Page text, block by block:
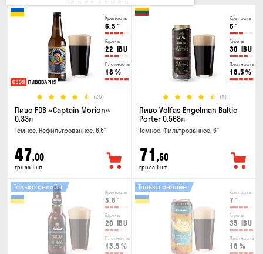
Крепость
6.5 °
Горечь
22 IBU
Плотность
18 %
(26)
Пиво FDB «Captain Morion»
0.33л
Темное, Нефильтрованное, 6.5°
47,00
грн за 1 шт
Крепость
6 °
Горечь
30 IBU
Плотность
18.5 %
(1)
Пиво Volfas Engelman Baltic
Porter 0.568л
Темное, Фильтрованное, 6°
71 ,50
грн за 1 шт
Крепость
5.8 °
Горечь
20 IBU
Плотность
15.5 %
Только онлайн
Крепость
7 °
Горечь
35 IBU
Плотность
18 %
Только онлайн